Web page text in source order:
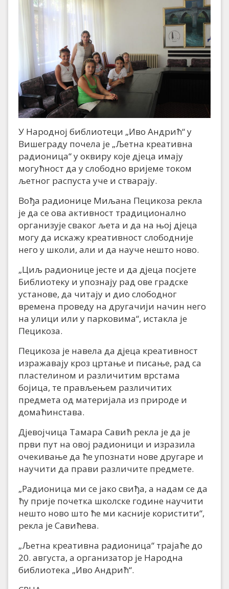
У Народној библиотеци „Иво Андрић“ у
Вишеграду почела је „Љетна креативна
радионица“ у оквиру које дјеца имају
могућност да у слободно вријеме током
љетног распуста уче и стварају.
Вођа радионице Миљана Пецикоза рекла
је да се ова активност традиционално
организује сваког љета и да на њој дјеца
могу да искажу креативност слободније
него у школи, али и да науче нешто ново.
„Циљ радионице јесте и да дјеца посјете
Библиотеку и упознају рад ове градске
установе, да читају и дио слободног
времена проведу на другачији начин него
на улици или у парковима“, истакла је
Пецикоза.
Пецикоза је навела да дјеца креативност
изражавају кроз цртање и писање, рад са
пластелином и различитим врстама
бојица, те прављењем различитих
предмета од материјала из природе и
домаћинстава.
Дјевојчица Тамара Савић рекла је да је
први пут на овој радионици и изразила
очекивање да ће упознати нове другаре и
научити да прави различите предмете.
„Радионица ми се јако свиђа, а надам се да
ћу прије почетка школске године научити
нешто ново што ће ми касније користити“,
рекла је Савићева.
„Љетна креативна радионица“ трајаће до
20. августа, а организатор је Народна
библиотека „Иво Андрић“.